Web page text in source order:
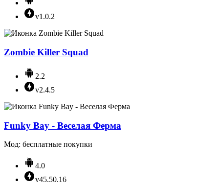
v1.0.2
Zombie Killer Squad
2.2
v2.4.5
Funky Bay - Веселая Ферма
Мод: бесплатные покупки
4.0
v45.50.16